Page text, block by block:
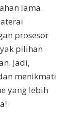
lama.
prosesor
pilihan
Jadi,
menikmati
yang lebih